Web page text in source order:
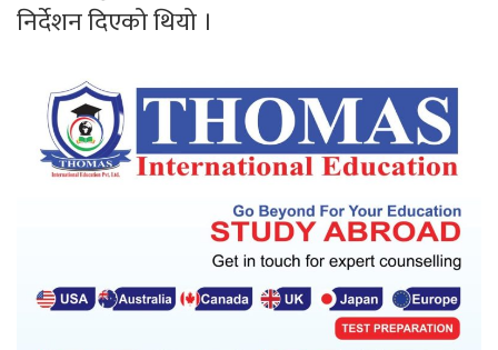
निर्देशन दिएको थियो ।